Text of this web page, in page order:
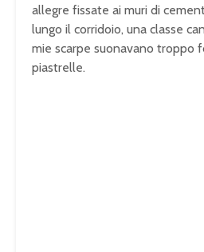
allegre fissate ai muri di
lungo il corridoio, una classe
mie scarpe suonavano troppo
piastrelle.